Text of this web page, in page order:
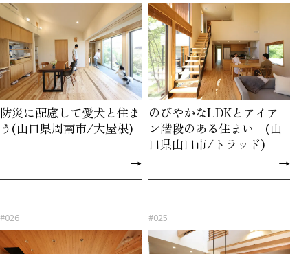
防災に配慮して愛犬と住ま
う(山口県周南市/大屋根)
→
のびやかなLDKとアイア
ン階段のある住まい (山
口県山口市/トラッド)
→
#026 #025